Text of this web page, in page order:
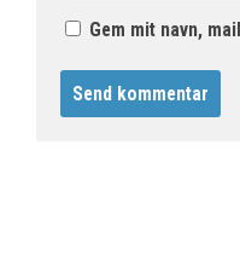
Gem mit navn,